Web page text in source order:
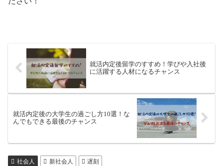
就活内定後留学のすすめ！学びや入社後
に活躍する人材になるチャンス
就活内定後の大学生の過ごし方10選！な
んでもできる最後のチャンス
社会人 新社会人 遅刻